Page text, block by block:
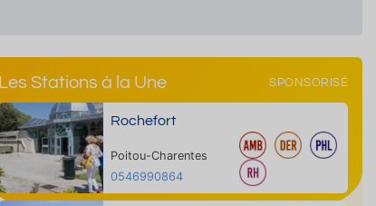
Les Stations à la Une SPONSORISÉ
Rochefort
Poitou-Charentes
0546990864